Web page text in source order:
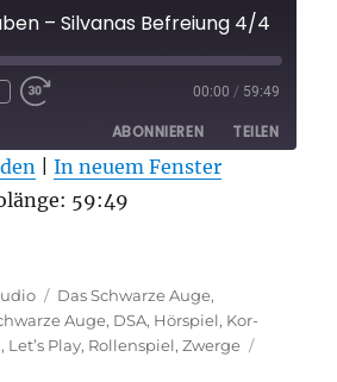
– Silvanas Befreiung 4/4
00:00 / 59:49
ABONNIEREN TEILEN
|In neuem Fenster
59:49
Kategorien
Das Schwarze Auge,
Auge, DSA, Hörspiel, Kor-
, Let’s Play, Rollenspiel,Zwerge